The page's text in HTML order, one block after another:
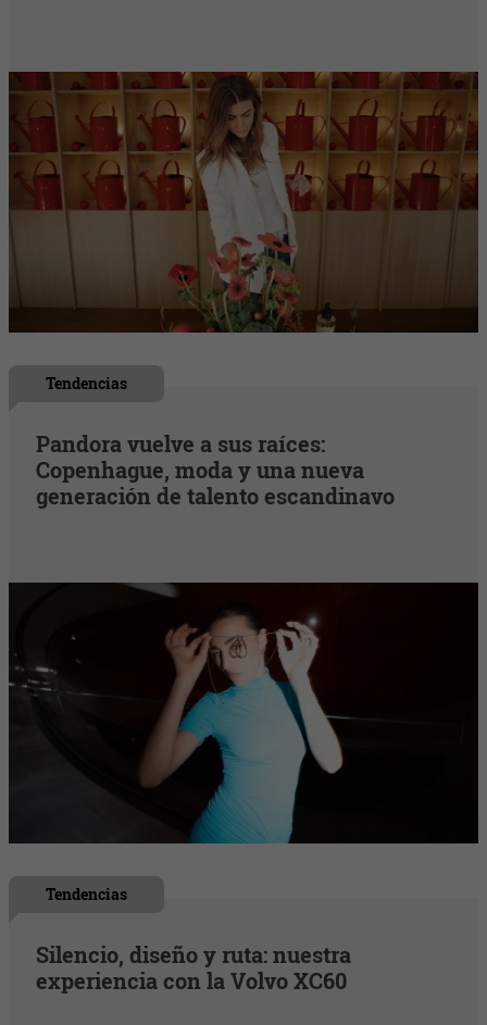
Tendencias
Pandora vuelve a sus raíces:
Copenhague, moda y una nueva
generación de talento escandinavo
Tendencias
Silencio, diseño y ruta: nuestra
experiencia con la Volvo XC60